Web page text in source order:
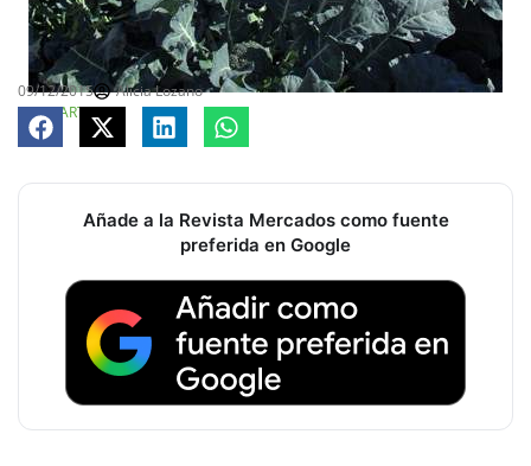
09/12/2015
Alicia Lozano
COMPARTE
Añade a la Revista Mercados como fuente
preferida en Google